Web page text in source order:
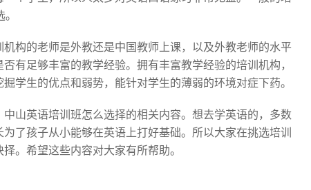
构的老师是外教还是中国教师上课，以及外教老师的水平
有足够丰富的教学经验。拥有丰富教学经验的培训机构，
学生的优点和弱势，能针对学生的薄弱的环境对症下药。
山英语培训班怎么选择的相关内容。想去学英语的，多数
了孩子从小能够在英语上打好基础。所以大家在挑选培训
。希望这些内容对大家有所帮助。